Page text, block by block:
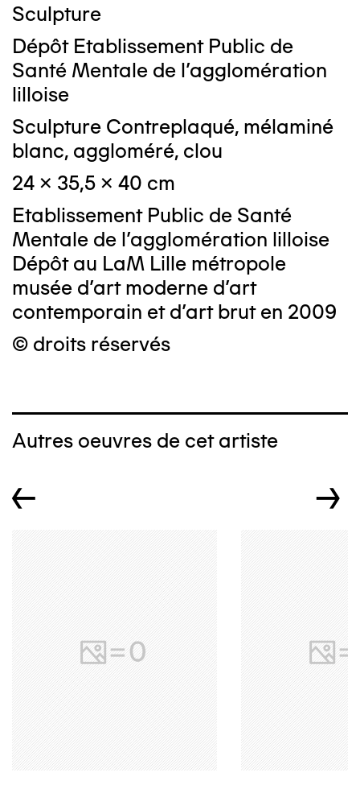
Sculpture
Dépôt Etablissement Public de
Santé Mentale de l'agglomération
lilloise
Sculpture Contreplaqué, mélaminé
blanc, aggloméré, clou
24 x 35,5 x 40 cm
Etablissement Public de Santé
Mentale de l'agglomération lilloise
Dépôt au LaM Lille métropole
musée d’art moderne d’art
contemporain et d’art brut en 2009
© droits réservés
Autres oeuvres de cet artiste
← →